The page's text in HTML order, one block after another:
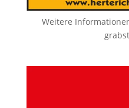
Weitere